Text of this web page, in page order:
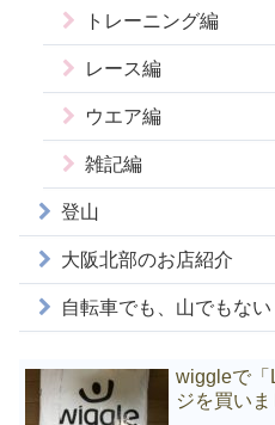
トレーニング編
レース編
ウエア編
雑記編
登山
大阪北部のお店紹介
自転車でも、山でもない
wiggleで「
ジを買いま